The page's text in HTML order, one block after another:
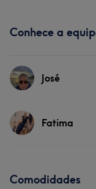
Conhece a
José
Serviços
Portfólio
Fatima
Comodidades